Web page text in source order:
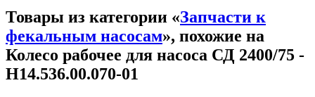
Товары из категории «Запчасти к
фекальным насосам», похожие на
Колесо рабочее для насоса СД 2400/75 -
Н14.536.00.070-01